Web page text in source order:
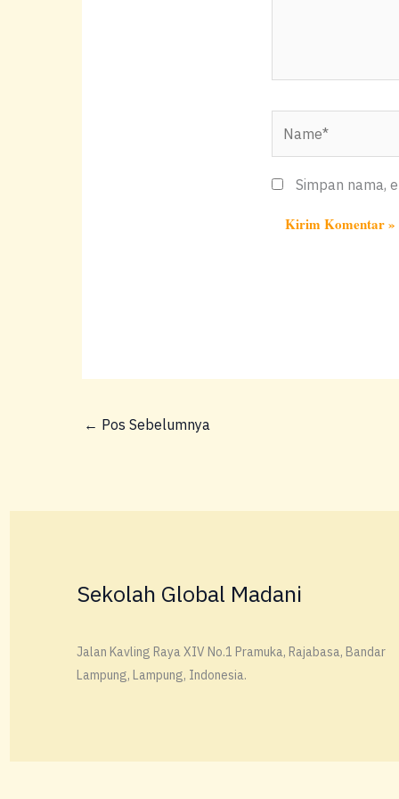
Simpan nama,
← Pos Sebelumnya
Sekolah Global Madani
Jalan Kavling Raya XIV No.1 Pramuka, Rajabasa, Bandar
Lampung, Lampung, Indonesia.